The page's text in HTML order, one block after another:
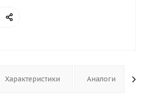
Характеристики Аналоги